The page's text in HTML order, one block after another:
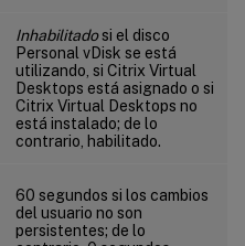
Inhabilitadosi el disco
Personal vDisk se está
utilizando, si Citrix Virtual
Desktops está asignado o si
Citrix Virtual Desktops no
está instalado; de lo
contrario, habilitado.
60 segundos si los cambios
del usuario no son
persistentes; de lo